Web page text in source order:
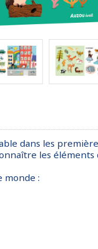
dans les
les éléments
monde :